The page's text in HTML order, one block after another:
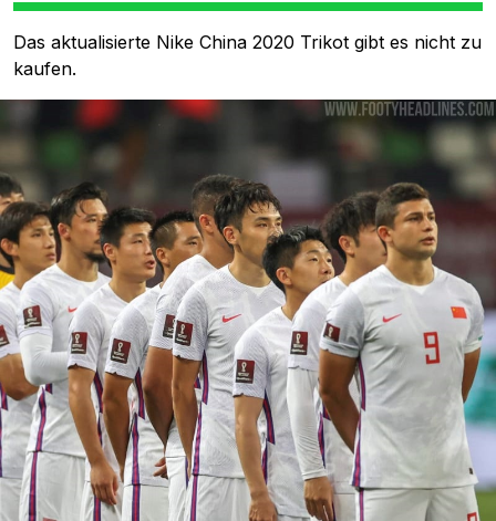
Das aktualisierte Nike China 2020 Trikot gibt es nicht zu
kaufen.